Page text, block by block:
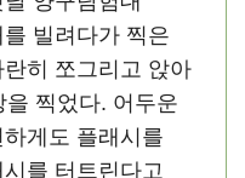
빌려다가 찍은
히 쪼그리고 앉아
찍었다. 어두운
게도 플래시를
를 터트린다고